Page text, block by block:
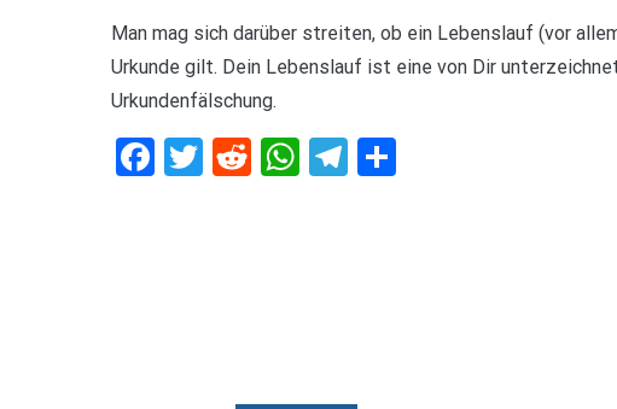
Man mag sich darüber streiten, ob ein Lebenslauf (vor
Urkunde gilt. Dein Lebenslauf ist eine von Dir
Urkundenfälschung.
Facebook
Twitter
RedditWhatsApp
Telegram